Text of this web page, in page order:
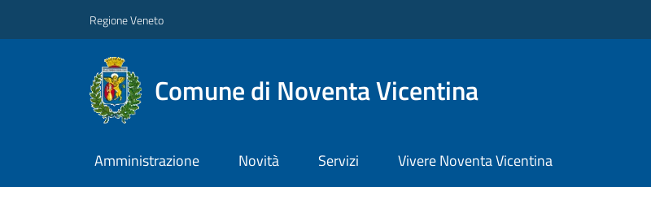
Regione Veneto
Comune di Noventa Vicentina
Amministrazione Novità Servizi Vivere Noventa Vicentina